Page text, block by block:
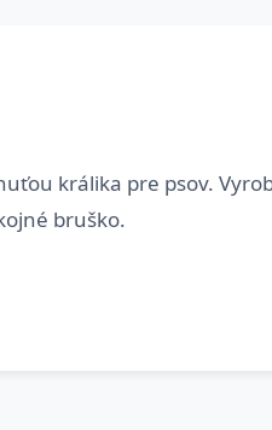
králika pre psov.